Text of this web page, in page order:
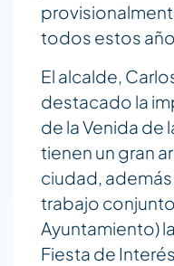
todos estos
El alcalde,
destacado la
de la Venida de
tienen un gran
ciudad,
trabajo
Ayuntamiento)
Fiesta de